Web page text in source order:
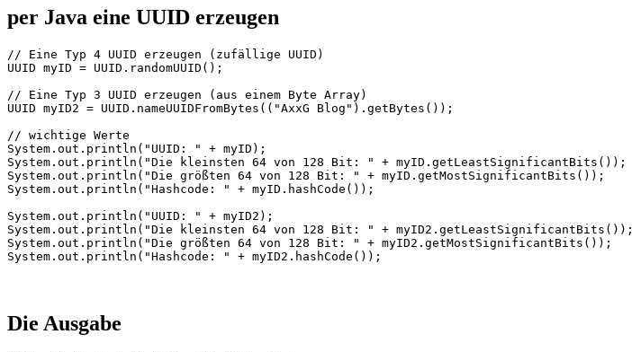
per Java eine UUID erzeugen
// Eine Typ 4 UUID erzeugen (zufällige UUID)
UUID myID = UUID.randomUUID();
// Eine Typ 3 UUID erzeugen (aus einem Byte Array)
UUID myID2 = UUID.nameUUIDFromBytes(("AxxG Blog").getBytes());
// wichtige Werte
System.out.println("UUID: " + myID);
System.out.println("Die kleinsten 64 von 128 Bit: " + myID.getLeastSignificantBits());
System.out.println("Die größten 64 von 128 Bit: " + myID.getMostSignificantBits());
System.out.println("Hashcode: " + myID.hashCode());
System.out.println("UUID: " + myID2);
System.out.println("Die kleinsten 64 von 128 Bit: " + myID2.getLeastSignificantBits());
System.out.println("Die größten 64 von 128 Bit: " + myID2.getMostSignificantBits());
Die Ausgabe